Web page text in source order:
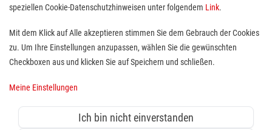
Freiwilliges Soziales Jahr (BFD /
FSJ) in der stationären Altenhilfe
Standort(e):Essen
Über uns:
Wer sich sozial engagieren möchte, ist bei uns herzlich
speziellen Cookie-Datenschutzhinweisen unter folgendem Link.
Mit dem Klick auf Alle akzeptieren stimmen Sie dem Gebrauch der Cookies
zu. Um Ihre Einstellungen anzupassen, wählen Sie die gewünschten
Checkboxen aus und klicken Sie auf Speichern und schließen.
Meine Einstellungen
Ich bin nicht einverstanden